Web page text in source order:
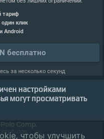
тариф
клик
Android
бесплатно
за несколько секунд
настройками
могут просматривать
Comp.
чтобы улучшить